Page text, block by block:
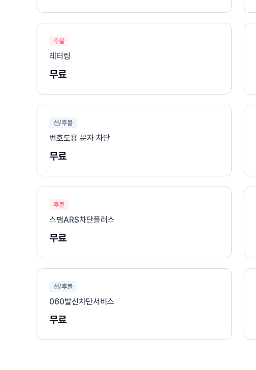
후불
레터링
무료
선/후불
번호도용 문자 차단
무료
후불
스팸ARS차단플러스
무료
선/후불
060발신차단서비스
무료